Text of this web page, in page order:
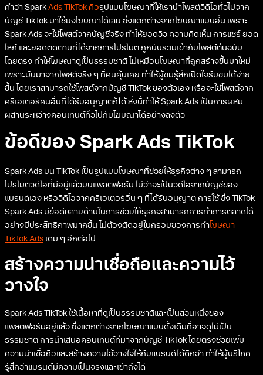
คำว่า Spark Ads TikTok คือรูปแบบโฆษณาที่ให้เรานำโพสต์วิดีโอทั่วไปจาก
บัญชี TikTok มาใช้ยิงโฆษณาได้เลย ซึ่งแตกต่างจากโฆษณาแบบอื่น เพราะ
Spark Ads จะใช้โพสต์จากบัญชีจริง ทำให้ยอดวิว ความคิดเห็น การแชร์ ยอด
ไลก์ และยอดติดตามที่ได้จากการโปรโมต ถูกนับรวมเข้ากับโพสต์ต้นฉบับ
โดยตรง ทำให้โฆษณาดูเป็นธรรมชาติ ไม่เหมือนโฆษณาที่ถูกสร้างขึ้นมาใหม่
เพราะมันมาจากโพสต์จริง ๆ ที่คนคุ้นเคย ทำให้ผู้ชมรู้สึกเปิดใจรับชมได้ง่าย
ขึ้น โดยเราสามารถใช้โพสต์จากบัญชี TikTok ของตัวเอง หรือจะใช้โพสต์จาก
ครีเอเตอร์คนอื่นที่ได้รับอนุญาตก็ได้ สิ่งนี้ทำให้ Spark Ads เป็นการผสม
ผสานระหว่างคอนเทนต์ทั่วไปกับโฆษณาได้อย่างลงตัว
ข้อดีของ Spark Ads TikTok
Spark Ads บน TikTok เป็นรูปแบบโฆษณาที่ช่วยให้ธุรกิจต่าง ๆ สามารถ
โปรโมตวิดีโอที่มีอยู่แล้วบนแพลตฟอร์ม ไม่ว่าจะเป็นวิดีโอจากบัญชีของ
แบรนด์เอง หรือวิดีโอจากครีเอเตอร์อื่น ๆ ที่ได้รับอนุญาต การใช้ ซึ่ง TikTok
Spark Ads มีข้อดีหลายด้านในการช่วยให้ธุรกิจสามารถการทำการตลาดได้
อย่างมีประสิทธิภาพมากขึ้น ไม่ต้องติดอยู่ในกรอบของการทำโฆษณา
TikTok Ads เดิม ๆ อีกต่อไป
สร้างความน่าเชื่อถือและความไว้
วางใจ
Spark Ads TikTok ใช้เนื้อหาที่ดูเป็นธรรมชาติและเป็นส่วนหนึ่งของ
แพลตฟอร์มอยู่แล้ว ซึ่งแตกต่างจากโฆษณาแบบดั้งเดิมที่อาจดูไม่เป็น
ธรรมชาติ การนำเสนอคอนเทนต์ที่มาจากบัญชี TikTok โดยตรงช่วยเพิ่ม
ความน่าเชื่อถือและสร้างความไว้วางใจให้กับแบรนด์ได้ดีกว่า ทำให้ผู้บริโภค
รู้สึกว่าแบรนด์มีความเป็นจริงและเข้าถึงได้